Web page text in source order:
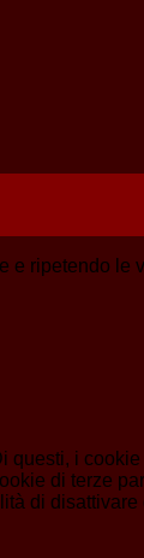
ripetendo le
i
di terze
di